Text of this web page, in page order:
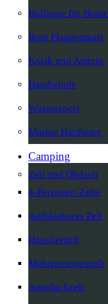
Bullauge für Boote
Boot Flaggenmast
Kajak und Angeln
Handwinde
Wassersport
Marine Hardware
Camping
Zelt und Obdach
4-Personen-Zelte
Aufblasbares Zelt
Haustierzelt
Mehrpersonenzelt
Autodachzelt